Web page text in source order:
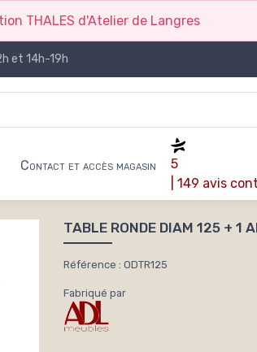
THALES d'Atelier de Langres
et 14h-19h
Contact et accès magasin
5
| 149 avis
TABLE RONDE DIAM 125 + 1
Référence : ODTR125
Fabriqué par